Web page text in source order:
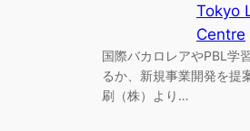
Tokyo
Centre
国際バカロレアやPBL学
るか、新規事業開発を提
刷（株）より…